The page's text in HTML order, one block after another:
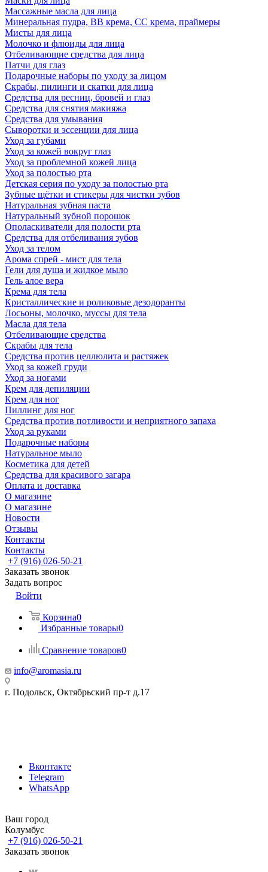
Массажные масла для лица
Минеральная пудра, BB крема, СС крема, праймеры
Мисты для лица
Молочко и флюиды для лица
Отбеливающие средства для лица
Патчи для глаз
Подарочные наборы по уходу за лицом
Скрабы, пилинги и скатки для лица
Средства для ресниц, бровей и глаз
Средства для снятия макияжа
Средства для умывания
Сыворотки и эссенции для лица
Уход за губами
Уход за кожей вокруг глаз
Уход за проблемной кожей лица
Уход за полостью рта
Детская серия по уходу за полостью рта
Зубные щётки и стикеры для чистки зубов
Натуральная зубная паста
Натуральный зубной порошок
Ополаскиватели для полости рта
Средства для отбеливания зубов
Уход за телом
Арома спрей - мист для тела
Гели для душа и жидкое мыло
Гель алое вера
Крема для тела
Кристаллические и роликовые дезодоранты
Лосьоны, молочко, муссы для тела
Масла для тела
Отбеливающие средства
Скрабы для тела
Средства против целлюлита и растяжек
Уход за кожей груди
Уход за ногами
Крем для депиляции
Крем для ног
Пиллинг для ног
Средства против потливости и неприятного запаха
Уход за руками
Подарочные наборы
Натуральное мыло
Косметика для детей
Средства для красивого загара
Оплата и доставка
О магазине
О магазине
Новости
Отзывы
Контакты
Контакты
+7 (916) 026-50-21
Заказать звонок
Задать вопрос
Войти
Корзина0
Избранные товары0
Сравнение товаров0
info@aromasia.ru
г. Подольск, Октябрьский пр-т д.17
Вконтакте
Telegram
WhatsApp
Ваш город
Колумбус
+7 (916) 026-50-21
Заказать звонок